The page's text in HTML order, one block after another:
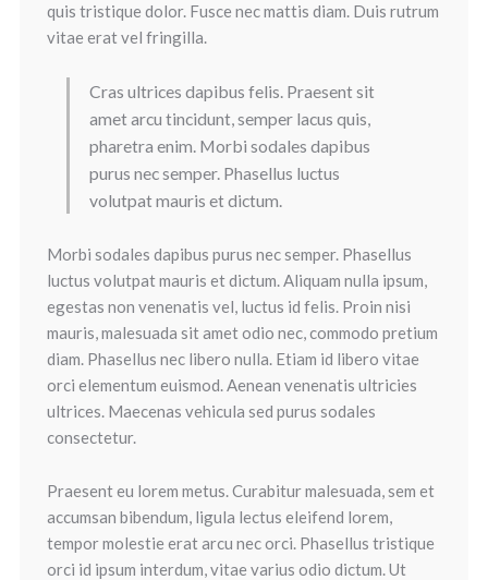
quis tristique dolor. Fusce nec mattis diam. Duis rutrum
vitae erat vel fringilla.
Cras ultrices dapibus felis. Praesent sit
amet arcu tincidunt, semper lacus quis,
pharetra enim. Morbi sodales dapibus
purus nec semper. Phasellus luctus
volutpat mauris et dictum.
Morbi sodales dapibus purus nec semper. Phasellus
luctus volutpat mauris et dictum. Aliquam nulla ipsum,
egestas non venenatis vel, luctus id felis. Proin nisi
mauris, malesuada sit amet odio nec, commodo pretium
diam. Phasellus nec libero nulla. Etiam id libero vitae
orci elementum euismod. Aenean venenatis ultricies
ultrices. Maecenas vehicula sed purus sodales
consectetur.
Praesent eu lorem metus. Curabitur malesuada, sem et
accumsan bibendum, ligula lectus eleifend lorem,
tempor molestie erat arcu nec orci. Phasellus tristique
orci id ipsum interdum, vitae varius odio dictum. Ut